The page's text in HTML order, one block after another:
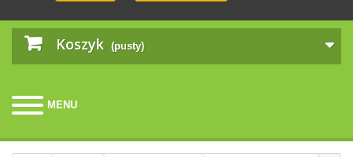
Koszyk (pusty)
MENU